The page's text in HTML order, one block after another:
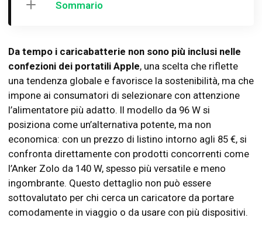
Sommario
Da tempo i caricabatterie non sono più inclusi nelle
confezioni dei portatili Apple, una scelta che riflette
una tendenza globale e favorisce la sostenibilità, ma che
impone ai consumatori di selezionare con attenzione
l’alimentatore più adatto. Il modello da 96 W si
posiziona come un’alternativa potente, ma non
economica: con un prezzo di listino intorno agli 85 €, si
confronta direttamente con prodotti concorrenti come
l’Anker Zolo da 140 W, spesso più versatile e meno
ingombrante. Questo dettaglio non può essere
sottovalutato per chi cerca un caricatore da portare
comodamente in viaggio o da usare con più dispositivi.